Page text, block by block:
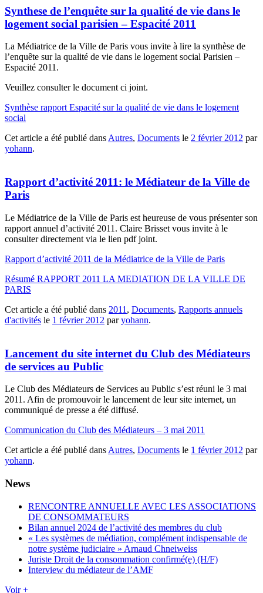
Synthese de l’enquête sur la qualité de vie dans le
logement social parisien – Espacité 2011
La Médiatrice de la Ville de Paris vous invite à lire la synthèse de
l’enquête sur la qualité de vie dans le logement social Parisien –
Espacité 2011.
Veuillez consulter le document ci joint.
Synthèse rapport Espacité sur la qualité de vie dans le logement
social
Cet article a été publié dansAutres, Documents le 2 février 2012 par
yohann.
Rapport d’activité 2011: le Médiateur de la Ville de
Paris
Le Médiatrice de la Ville de Paris est heureuse de vous présenter son
rapport annuel d’activité 2011. Claire Brisset vous invite à le
consulter directement via le lien pdf joint.
Rapport d’activité 2011 de la Médiatrice de la Ville de Paris
Résumé RAPPORT 2011 LA MEDIATION DE LA VILLE DE
PARIS
Cet article a été publié dans 2011 , Documents, Rapports annuels
d'activités le 1 février 2012 paryohann.
Lancement du site internet du Club des Médiateurs
de services au Public
Le Club des Médiateurs de Services au Public s’est réuni le 3 mai
2011. Afin de promouvoir le lancement de leur site internet, un
communiqué de presse a été diffusé.
Communication du Club des Médiateurs – 3 mai 2011
Cet article a été publié dans Autres, Documents le 1 février 2012 par
yohann.
News
RENCONTRE ANNUELLE AVEC LES ASSOCIATIONS
DE CONSOMMATEURS
Bilan annuel 2024 de l’activité des membres du club
« Les systèmes de médiation, complément indispensable de
notre système judiciaire » Arnaud Chneiweiss
Juriste Droit de la consommation confirmé(e) (H/F)
Interview du médiateur de l’AMF
Voir +